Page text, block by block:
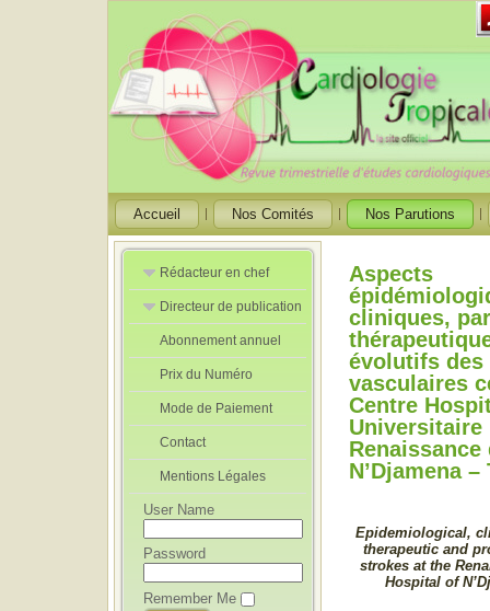
Accueil Nos Comités Nos Parutions
Rédacteur en chef
Rédacteurs en
Chef Adjoint
Directeur de publication
Directeur de
publication
adjoint
Abonnement annuel
Prix du Numéro
Mode de Paiement
Contact
Mentions Légales
User Name
Password
Remember Me
Aspects
cliniques,
évolutifs des
vasculaires
Centre
Universitaire
Renaissance
N’Djamena –
Epidemiological,
therapeutic and
strokes at the
Hospital of